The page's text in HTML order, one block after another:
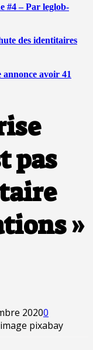
#4 – Par leglob-
des identitaires
avoir 41
pas
»
20200